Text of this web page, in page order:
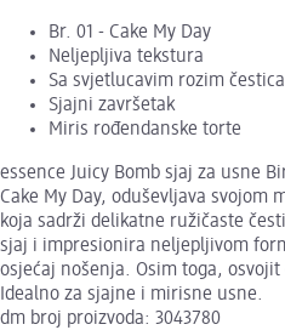
Br. 01 - Cake My Day
Neljepljiva tekstura
Sa svjetlucavim rozim
Sjajni završetak
Miris rođendanske torte
essence Juicy Bomb sjaj za usne
Cake My Day, oduševljava
koja sadrži delikatne ružičaste
sjaj i impresionira neljepljivom
osjećaj nošenja. Osim toga,
Idealno za sjajne i mirisne usne.
dm broj proizvoda: 3043780